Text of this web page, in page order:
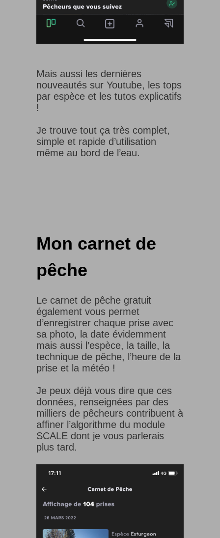
Mais aussi les dernières
nouveautés sur Youtube, les tops
par espèce et les tutos explicatifs
!
Je trouve tout ça très complet,
simple et rapide d’utilisation
même au bord de l’eau.
Mon carnet de
pêche
Le carnet de pêche gratuit
également vous permet
d’enregistrer chaque prise avec
sa photo, la date évidemment
mais aussi l’espèce, la taille, la
technique de pêche, l’heure de la
prise et la météo !
Je peux déjà vous dire que ces
données, renseignées par des
milliers de pêcheurs contribuent à
affiner l’algorithme du module
SCALE dont je vous parlerais
plus tard.